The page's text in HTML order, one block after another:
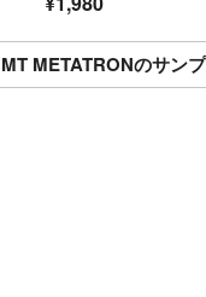
MT METATRONのサン